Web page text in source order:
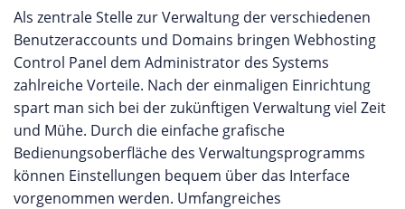
Als zentrale Stelle zur Verwaltung der verschiedenen
Benutzeraccounts und Domains bringen Webhosting
Control Panel dem Administrator des Systems
zahlreiche Vorteile. Nach der einmaligen Einrichtung
spart man sich bei der zukünftigen Verwaltung viel Zeit
und Mühe. Durch die einfache grafische
Bedienungsoberfläche des Verwaltungsprogramms
können Einstellungen bequem über das Interface
vorgenommen werden. Umfangreiches